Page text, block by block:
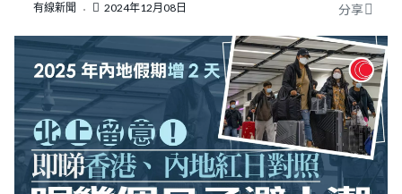
有線新聞 2024年12月08日 分享